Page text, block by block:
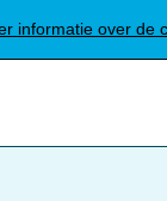
informatie over de
Meierijstad